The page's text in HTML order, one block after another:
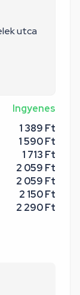
utca
Ingyenes
1 389 Ft
1 590 Ft
1 713 Ft
2 059 Ft
2 059 Ft
2 150 Ft
2 290 Ft